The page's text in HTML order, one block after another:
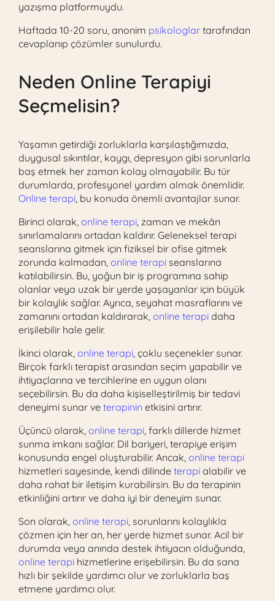
yazışma platformuydu.
Haftada 10-20 soru, anonim psikologlar tarafından
cevaplanıp çözümler sunulurdu.
Neden Online Terapiyi
Seçmelisin?
Yaşamın getirdiği zorluklarla karşılaştığımızda,
duygusal sıkıntılar, kaygı, depresyon gibi sorunlarla
baş etmek her zaman kolay olmayabilir. Bu tür
durumlarda, profesyonel yardım almak önemlidir.
Online terapi, bu konuda önemli avantajlar sunar.
Birinci olarak, online terapi, zaman ve mekân
sınırlamalarını ortadan kaldırır. Geleneksel terapi
seanslarına gitmek için fiziksel bir ofise gitmek
zorunda kalmadan, online terapi seanslarına
katılabilirsin. Bu, yoğun bir iş programına sahip
olanlar veya uzak bir yerde yaşayanlar için büyük
bir kolaylık sağlar. Ayrıca, seyahat masraflarını ve
zamanını ortadan kaldırarak, online terapi daha
erişilebilir hale gelir.
İkinci olarak, online terapi, çoklu seçenekler sunar.
Birçok farklı terapist arasından seçim yapabilir ve
ihtiyaçlarına ve tercihlerine en uygun olanı
seçebilirsin. Bu da daha kişiselleştirilmiş bir tedavi
deneyimi sunar ve terapinin etkisini artırır.
Üçüncü olarak, online terapi, farklı dillerde hizmet
sunma imkanı sağlar. Dil bariyeri, terapiye erişim
konusunda engel oluşturabilir. Ancak, online terapi
hizmetleri sayesinde, kendi dilinde terapi alabilir ve
daha rahat bir iletişim kurabilirsin. Bu da terapinin
etkinliğini artırır ve daha iyi bir deneyim sunar.
Son olarak, online terapi, sorunlarını kolaylıkla
çözmen için her an, her yerde hizmet sunar. Acil bir
durumda veya anında destek ihtiyacın olduğunda,
online terapi hizmetlerine erişebilirsin. Bu da sana
hızlı bir şekilde yardımcı olur ve zorluklarla baş
etmene yardımcı olur.